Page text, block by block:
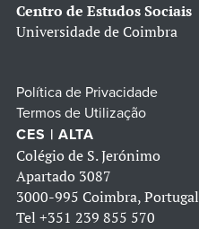
Centro de Estudos Sociais
Universidade de Coimbra
Política de Privacidade
Termos de Utilização
CES | ALTA
Colégio de S. Jerónimo
Apartado 3087
3000-995 Coimbra, Portugal
Tel +351 239 855 570